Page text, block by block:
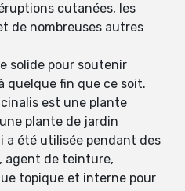
cutanées, les
de nombreuses autres
solide pour soutenir
quelque fin que ce soit.
est une plante
plante de jardin
a été utilisée pendant des
agent de teinture,
topique et interne pour